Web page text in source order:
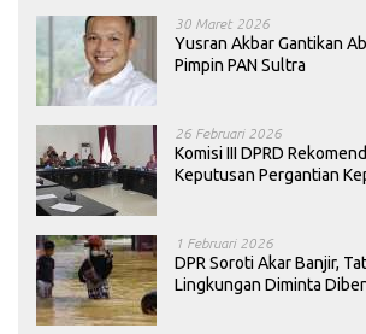
30 Maret 2026
Yusran Akbar Gantikan
Pimpin PAN Sultra
26 Februari 2026
Komisi III DPRD
Keputusan Pergantian
1 Februari 2026
DPR Soroti Akar Banjir,
Lingkungan Diminta